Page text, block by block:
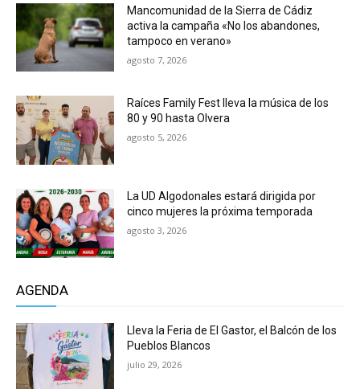
Mancomunidad de la Sierra de Cádiz
activa la campaña «No los abandones,
tampoco en verano»
agosto 7, 2026
Raíces Family Fest lleva la música de los
80 y 90 hasta Olvera
agosto 5, 2026
La UD Algodonales estará dirigida por
cinco mujeres la próxima temporada
agosto 3, 2026
AGENDA
Lleva la Feria de El Gastor, el Balcón de los
Pueblos Blancos
julio 29, 2026